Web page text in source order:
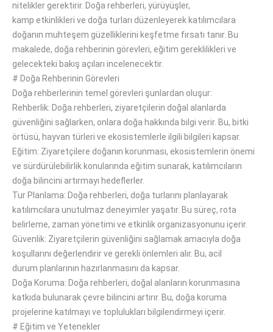
nitelikler gerektirir. Doğa rehberleri, yürüyüşler,
kamp etkinlikleri ve doğa turları düzenleyerek katılımcılara
doğanın muhteşem güzelliklerini keşfetme fırsatı tanır. Bu
makalede, doğa rehberinin görevleri, eğitim gereklilikleri ve
gelecekteki bakış açıları incelenecektir.
# Doğa Rehberinin Görevleri
Doğa rehberlerinin temel görevleri şunlardan oluşur:
Rehberlik: Doğa rehberleri, ziyaretçilerin doğal alanlarda
güvenliğini sağlarken, onlara doğa hakkında bilgi verir. Bu, bitki
örtüsü, hayvan türleri ve ekosistemlerle ilgili bilgileri kapsar.
Eğitim: Ziyaretçilere doğanın korunması, ekosistemlerin önemi
ve sürdürülebilirlik konularında eğitim sunarak, katılımcıların
doğa bilincini artırmayı hedeflerler.
Tur Planlama: Doğa rehberleri, doğa turlarını planlayarak
katılımcılara unutulmaz deneyimleryaşatır. Bu süreç, rota
belirleme, zaman yönetimi ve etkinlik organizasyonunu içerir.
Güvenlik: Ziyaretçilerin güvenliğini sağlamak amacıyla doğa
koşullarını değerlendirir ve gerekli önlemleri alır. Bu, acil
durum planlarının hazırlanmasını da kapsar.
Doğa Koruma: Doğa rehberleri, doğal alanların korunmasına
katkıda bulunarak çevre bilincini artırır. Bu, doğa koruma
projelerine katılmayı ve toplulukları bilgilendirmeyi içerir.
# Eğitim ve Yetenekler